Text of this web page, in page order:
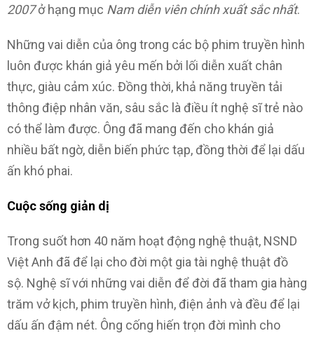
2007ở hạng mục Nam diễn viên chính xuất sắc nhất.
Những vai diễn của ông trong các bộ phim truyền hình
luôn được khán giả yêu mến bởi lối diễn xuất chân
thực, giàu cảm xúc. Đồng thời, khả năng truyền tải
thông điệp nhân văn, sâu sắc là điều ít nghệ sĩ trẻ nào
có thể làm được. Ông đã mang đến cho khán giả
nhiều bất ngờ, diễn biến phức tạp, đồng thời để lại dấu
ấn khó phai.
Cuộc sống giản dị
Trong suốt hơn 40 năm hoạt động nghệ thuật, NSND
Việt Anh đã để lại cho đời một gia tài nghệ thuật đồ
sộ. Nghệ sĩ với những vai diễn để đời đã tham gia hàng
trăm vở kịch, phim truyền hình, điện ảnh và đều để lại
dấu ấn đậm nét. Ông cống hiến trọn đời mình cho